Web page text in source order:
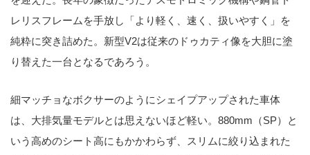
レリスフレームを手放し「より軽く、速く、扱いやすく」を
純粋に突き詰めた。新型V2は従来のドゥカティ像を大胆に塗
り替えた一台となるであろう。
細マッチョなボクサーのようにシェイプアップされた車体
は、大排気量モデルとは思えないほど軽い。880mm（SP）と
いう高めのシート高にもかかわらず、スリムに絞り込まれた